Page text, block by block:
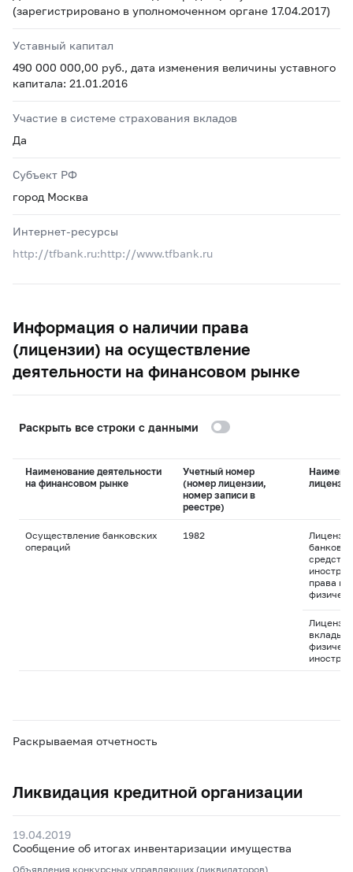
(зарегистрировано в уполномоченном органе 17.04.2017)
Уставный капитал
490 000 000,00 руб., дата изменения величины уставного
капитала: 21.01.2016
Участие в системе страхования вкладов
Да
Субъект РФ
город Москва
Интернет-ресурсы
http://tfbank.ru:http://www.tfbank.ru
Информация о наличии права
(лицензии) на осуществление
деятельности на финансовом рынке
Раскрыть все строки с данными
Наименование деятельности
на финансовом рынке
Учетный номер
(номер лицензии,
номер записи в
реестре)
лицензии
Осуществление банковских
операций
1982
права
вклады
Раскрываемая отчетность
Ликвидация кредитной организации
19.04.2019
Сообщение об итогах инвентаризации имущества
Объявления конкурсных управляющих (ликвидаторов)